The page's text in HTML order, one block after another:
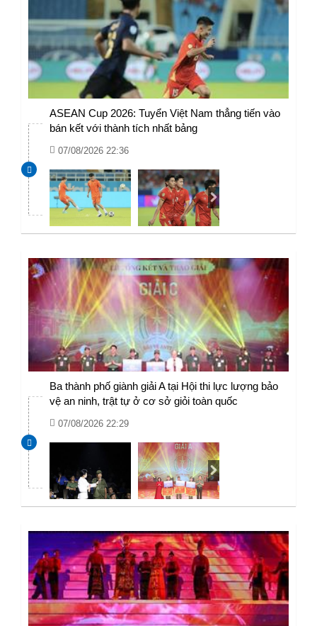
ASEAN Cup 2026: Tuyển Việt Nam thẳng tiến vào
bán kết với thành tích nhất bảng
07/08/2026 22:36
Ba thành phố giành giải A tại Hội thi lực lượng bảo
vệ an ninh, trật tự ở cơ sở giỏi toàn quốc
07/08/2026 22:29